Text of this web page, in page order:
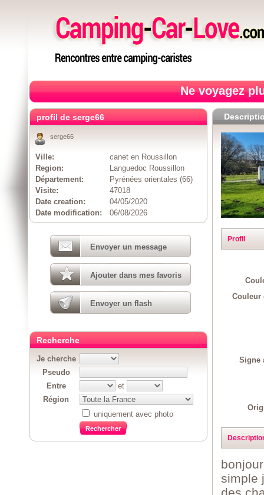
Ne voyagez
Profil
Couleur
Signe
simple
des
profil de serge66
serge66
Ville:
canet en Roussillon
Region:
Languedoc Roussillon
Département:
Pyrénées orientales (66)
Visite:
47018
Date creation:
04/05/2020
Date modification:
06/08/2026
Envoyer un message
Ajouter dans mes favoris
Envoyer un flash
Recherche
Je cherche
Pseudo
Entre
et
Région
uniquement avec photo